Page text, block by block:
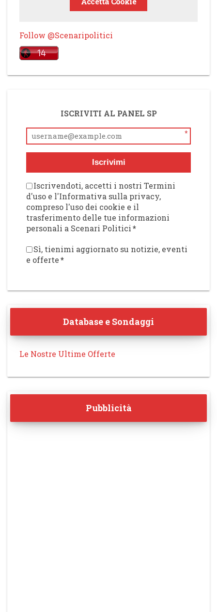
Follow @Scenaripolitici
ISCRIVITI AL PANEL SP
*
Iscrivimi
Iscrivendoti, accetti i nostri Termini
d'uso e l'Informativa sulla privacy,
compreso l'uso dei cookie e il
trasferimento delle tue informazioni
personali a Scenari Politici*
Sì, tienimi aggiornato su notizie, eventi
e offerte*
Database e Sondaggi
Le Nostre Ultime Offerte
Pubblicità